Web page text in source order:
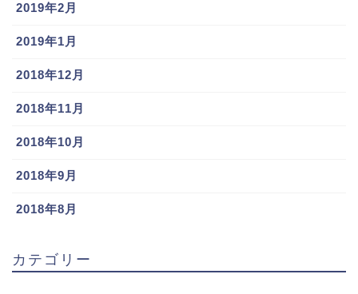
2019年2月
2019年1月
2018年12月
2018年11月
2018年10月
2018年9月
2018年8月
カテゴリー